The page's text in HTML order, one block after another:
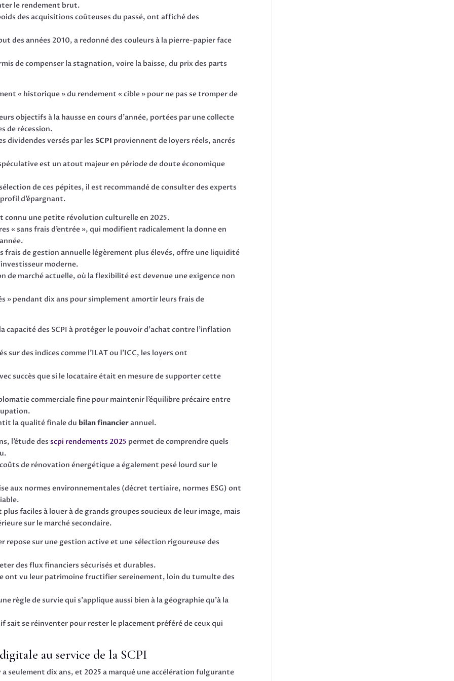
le rendement brut.
des acquisitions coûteuses du passé, ont affiché des
des années 2010, a redonné des couleurs à la pierre-papier face
de compenser la stagnation, voire la baisse, du prix des parts
« historique » du rendement « cible » pour ne pas se tromper de
objectifs à la hausse en cours d’année, portées par une collecte
de récession.
dividendes versés par lesSCPI proviennent de loyers réels, ancrés
est un atout majeur en période de doute économique
de ces pépites, il est recommandé de consulter des experts
d’épargnant.
connu une petite révolution culturelle en 2025.
« sans frais d’entrée », qui modifient radicalement la donne en
frais de gestion annuelle légèrement plus élevés, offre une liquidité
moderne.
de marché actuelle, où la flexibilité est devenue une exigence non
» pendant dix ans pour simplement amortir leurs frais de
des SCPI à protéger le pouvoir d’achat contre l’inflation
des indices comme l’ILAT ou l’ICC, les loyers ont
succès que si le locataire était en mesure de supporter cette
commerciale fine pour maintenir l’équilibre précaire entre
la qualité finale du bilan financierannuel.
l’étude desscpi rendements 2025 permet de comprendre quels
de rénovation énergétique a également pesé lourd sur le
aux normes environnementales (décret tertiaire, normes ESG) ont
faciles à louer à de grands groupes soucieux de leur image, mais
sur le marché secondaire.
repose sur une gestion active et une sélection rigoureuse des
des flux financiers sécurisés et durables.
ont vu leur patrimoine fructifier sereinement, loin du tumulte des
règle de survie qui s’applique aussi bien à la géographie qu’à la
sait se réinventer pour rester le placement préféré de ceux qui
au service de la SCPI
a seulement dix ans, et 2025 a marqué une accélération fulgurante